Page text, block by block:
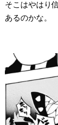
そこはやはり
あるのかな。